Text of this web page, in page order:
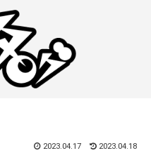
2023.04.17 2023.04.18